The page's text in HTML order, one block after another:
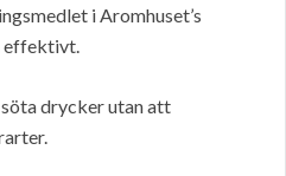
i Aromhuset’s
effektivt.
drycker utan att